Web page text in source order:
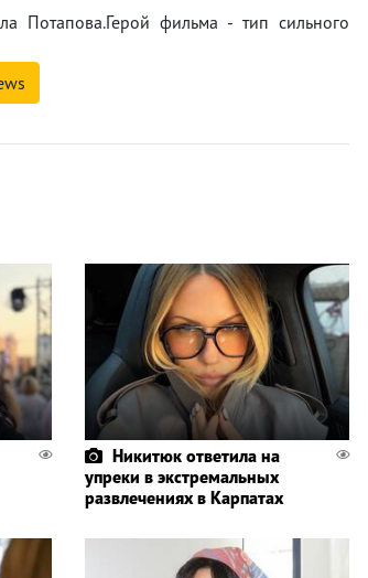
Потапова.Герой фильма - тип сильного
Никитюк ответила на
упреки в экстремальных
развлечениях в Карпатах